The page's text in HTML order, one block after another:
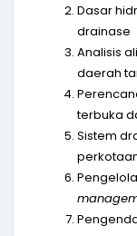
Dasar
drainase
Analisis
daerah
terbuka
Sistem